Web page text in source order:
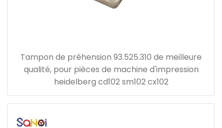
Tampon de préhension 93.525.310 de meilleure
qualité, pour pièces de machine d'impression
heidelberg cd102 sm102 cx102